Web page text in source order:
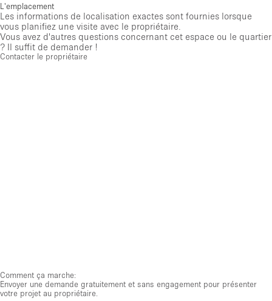
L'emplacement
Les informations de localisation exactes sont fournies lorsque
vous planifiez une visite avec le propriétaire.
Vous avez d'autres questions concernant cet espace ou le quartier
? Il suffit de demander !
Contacter le propriétaire
Comment ça marche:
Envoyer une demande gratuitement et sans engagement pour présenter
votre projet au propriétaire.